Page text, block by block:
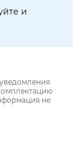
и
не